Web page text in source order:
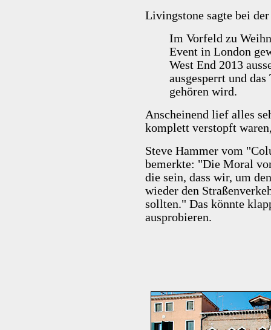
Livingstone sagte bei
Im Vorfeld zu
Event in London
West End 2013
ausgesperrt und
gehören wird.
Anscheinend lief alles
komplett verstopft
Steve Hammer vom
bemerkte: "Die Moral
die sein, dass wir, um
wieder den
sollten." Das könnte
ausprobieren.